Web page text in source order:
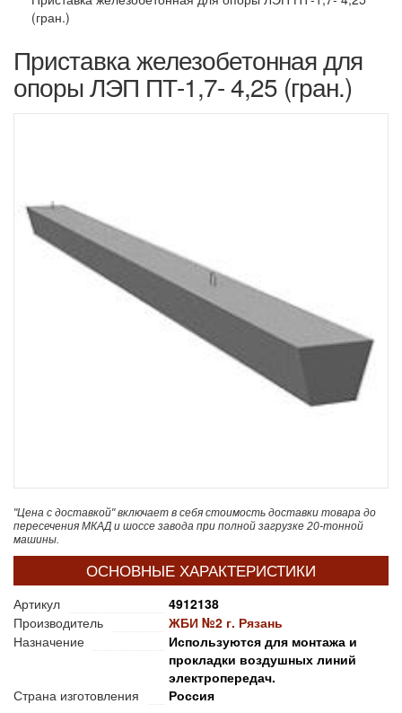
(гран.)
Приставка железобетонная для
опоры ЛЭП ПТ-1,7- 4,25 (гран.)
"Цена с доставкой" включает в себя стоимость доставки товара до
пересечения МКАД и шоссе завода при полной загрузке 20-тонной
машины.
ОСНОВНЫЕ ХАРАКТЕРИСТИКИ
Артикул
4912138
Производитель
ЖБИ №2 г. Рязань
Назначение
Используются для монтажа и
прокладки воздушных линий
электропередач.
Страна изготовления
Россия